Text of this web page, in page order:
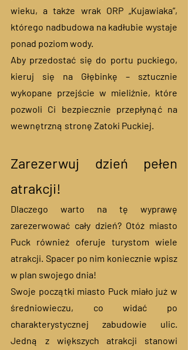
wieku, a także wrak ORP „Kujawiaka”,
którego nadbudowa na kadłubie wystaje
ponad poziom wody.
Aby przedostać się do portu puckiego,
kieruj się na Głębinkę – sztucznie
wykopane przejście w mieliźnie, które
pozwoli Ci bezpiecznie przepłynąć na
wewnętrzną stronę Zatoki Puckiej.
Zarezerwuj dzień pełen
atrakcji!
Dlaczego warto na tę wyprawę
zarezerwować cały dzień? Otóż miasto
Puck również oferuje turystom wiele
atrakcji. Spacer po nim koniecznie wpisz
w plan swojego dnia!
Swoje początki miasto Puck miało już w
średniowieczu, co widać po
charakterystycznej zabudowie ulic.
Jedną z większych atrakcji stanowi